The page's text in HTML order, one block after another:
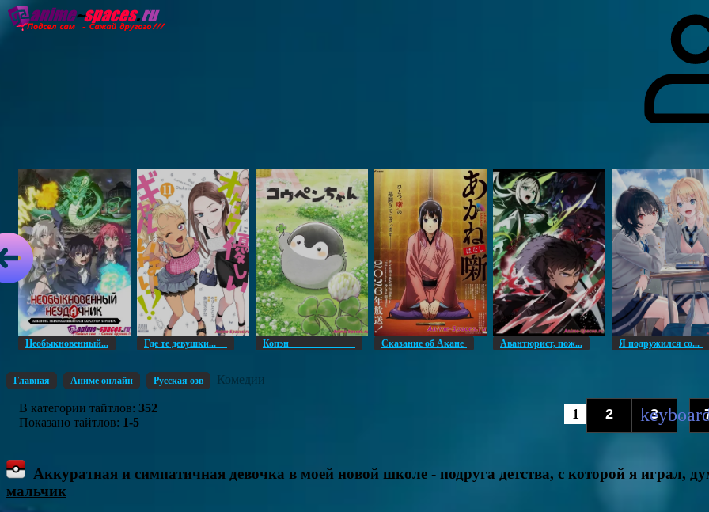
Необыкновенный... Где те девушки... Копэн Сказание об Акане Авантюрист, пож... Я подружился со...
Главная Аниме онлайн Русская озв Комедии
В категории тайтлов: 352
Показано тайтлов: 1-5
1 2 3 ...
Аккуратная и симпатичная девочка в моей новой школе - подруга детства, с которой я играл,
мальчик